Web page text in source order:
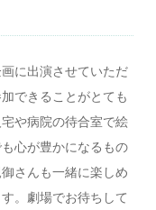
に出演させていただ
できることがとても
や病院の待合室で絵
心が豊かになるもの
さんも一緒に楽しめ
。劇場でお待ちして